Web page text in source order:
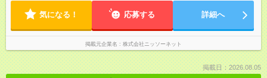
気になる！ 応募する 詳細へ
掲載元企業名 株式会社ニッソーネット
掲載日：2026.08.05